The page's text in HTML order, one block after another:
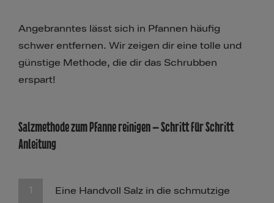
Angebranntes lässt sich in Pfannen häufig
schwer entfernen. Wir zeigen dir eine tolle und
günstige Methode, die dir das Schrubben
erspart!
Salzmethode zum Pfanne reinigen – Schritt für Schritt
Anleitung
Eine Handvoll Salz in die schmutzige